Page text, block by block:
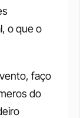
o que o
faço
do